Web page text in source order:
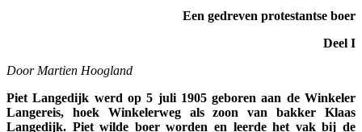
Een gedreven protestantse boer
Deel I
Door Martien Hoogland
Piet Langedijk werd op 5 juli 1905 geboren aan de Winkeler
Langereis, hoek Winkelerweg als zoon van bakker Klaas
Langedijk. Piet wilde boer worden en leerde het vak bij de